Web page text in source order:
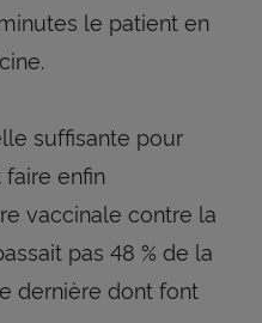
le patient en
suffisante pour
enfin
vaccinale contre la
pas 48 % de la
dernière dont font